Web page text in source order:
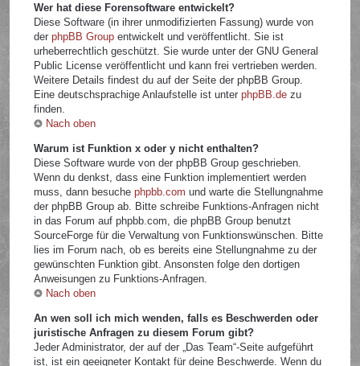
Wer hat diese Forensoftware entwickelt?
Diese Software (in ihrer unmodifizierten Fassung) wurde von
derphpBB Group entwickelt und veröffentlicht. Sie ist
urheberrechtlich geschützt. Sie wurde unter der GNU General
Public License veröffentlicht und kann frei vertrieben werden.
Weitere Details findest du auf der Seite der phpBB Group.
Eine deutschsprachige Anlaufstelle ist unterphpBB.de zu
finden.
Nach oben
Warum ist Funktion x oder y nicht enthalten?
Diese Software wurde von der phpBB Group geschrieben.
Wenn du denkst, dass eine Funktion implementiert werden
muss, dann besuchephpbb.com und warte die Stellungnahme
der phpBB Group ab. Bitte schreibe Funktions-Anfragen nicht
in das Forum auf phpbb.com, die phpBB Group benutzt
SourceForge für die Verwaltung von Funktionswünschen. Bitte
lies im Forum nach, ob es bereits eine Stellungnahme zu der
gewünschten Funktion gibt. Ansonsten folge den dortigen
Anweisungen zu Funktions-Anfragen.
Nach oben
An wen soll ich mich wenden, falls es Beschwerden oder
juristische Anfragen zu diesem Forum gibt?
Jeder Administrator, der auf der „Das Team“-Seite aufgeführt
ist, ist ein geeigneter Kontakt für deine Beschwerde. Wenn du